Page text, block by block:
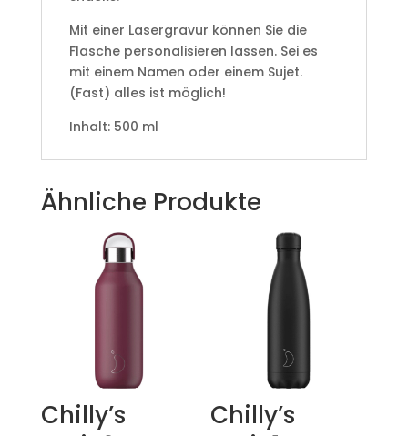
Mit einer Lasergravur können Sie die
Flasche personalisieren lassen. Sei es
mit einem Namen oder einem Sujet.
(Fast) alles ist möglich!
Inhalt: 500 ml
Ähnliche Produkte
Chilly’s
Chilly’s